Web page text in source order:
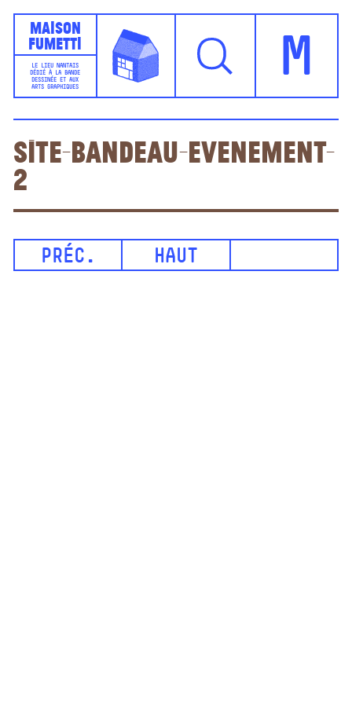
Maison
Fumetti
LE LIEU NANTAIS
DÉDIÉ À LA BANDE
DESSINÉE ET AUX
ARTS GRAPHIQUES
M
site-bandeau-evenement-
2
PRÉC. HAUT